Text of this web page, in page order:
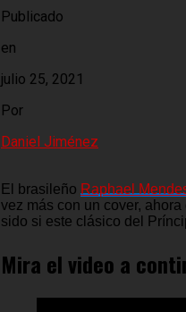
Publicado
en
julio 25, 2021
Por
Daniel Jiménez
El brasileño Raphael
vez más con un cover,
sido si este clásico del
Mira el video a